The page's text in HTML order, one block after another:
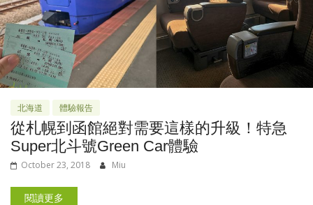
北海道 體驗報告
從札幌到函館絕對需要這樣的升級！特急
Super北斗號Green Car體驗
October 23, 2018 Miu
閱讀更多